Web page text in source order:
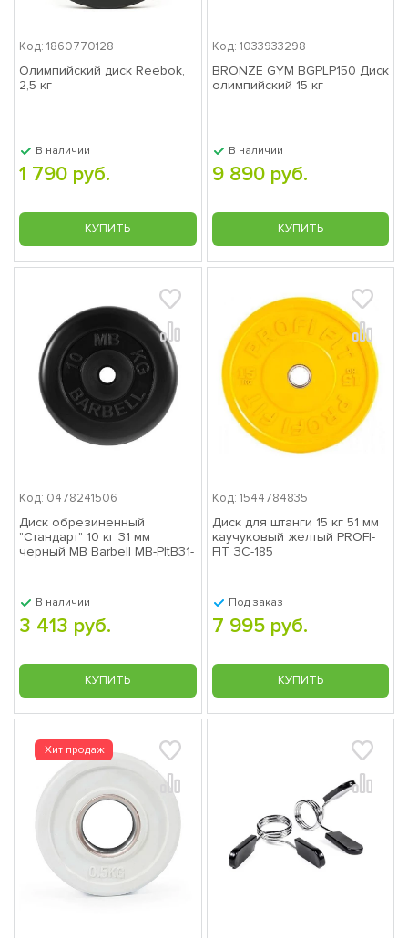
Код: 1860770128
Олимпийский диск Reebok,
2,5 кг
В наличии
1 790 руб.
КУПИТЬ
Код: 1033933298
BRONZE GYM BGPLP150 Диск
олимпийский 15 кг
В наличии
9 890 руб.
КУПИТЬ
Код: 0478241506
Диск обрезиненный
"Стандарт" 10 кг 31 мм
черный MB Barbell MB-PltB31-
В наличии
3 413 руб.
КУПИТЬ
Код: 1544784835
Диск для штанги 15 кг 51 мм
каучуковый желтый PROFI-
FIT ЗС-185
Под заказ
7 995 руб.
КУПИТЬ